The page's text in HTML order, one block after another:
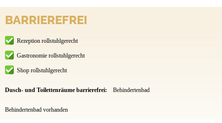
BARRIEREFREI
Rezeption rollstuhlgerecht
Gastronomie rollstuhlgerecht
Shop rollstuhlgerecht
Dusch- und Toilettenräume barrierefrei: Behindertenbad
Behindertenbad vorhanden